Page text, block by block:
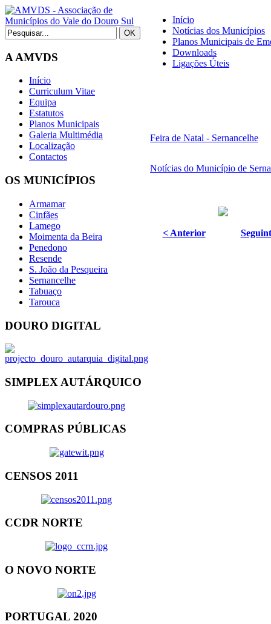
A AMVDS
Início
Curriculum Vitae
Equipa
Estatutos
Planos Municipais
Galeria Multimédia
Localização
Contactos
OS MUNICÍPIOS
Armamar
Cinfães
Lamego
Moimenta da Beira
Penedono
Resende
S. João da Pesqueira
Sernancelhe
Tabuaço
Tarouca
DOURO DIGITAL
SIMPLEX AUTÁRQUICO
COMPRAS PÚBLICAS
CENSOS 2011
CCDR NORTE
O NOVO NORTE
PORTUGAL 2020
Início
Notícias dos Municípios
Planos Municipais de
Downloads
Ligações Úteis
Feira de Natal - Sernancelhe
Notícias do Município de
< Anterior